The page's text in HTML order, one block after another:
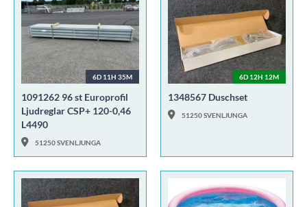
6D 11H 35M
1091262 96 st Europrofil
Ljudreglar CSP+ 120-0,46
L4490
51250 SVENLJUNGA
6D 12H 12M
1348567 Duschset
51250 SVENLJUNGA